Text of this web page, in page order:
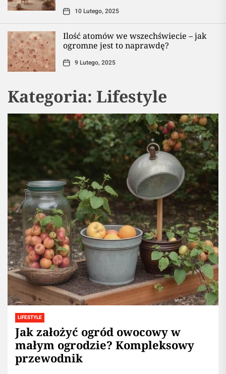
10 Lutego, 2025
Ilość atomów we wszechświecie – jak
ogromne jest to naprawdę?
9 Lutego, 2025
Kategoria: Lifestyle
LIFESTYLE
Jak założyć ogród owocowy w
małym ogrodzie? Kompleksowy
przewodnik